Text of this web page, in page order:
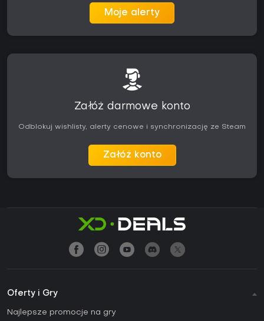
Moje alerty
Załóż darmowe konto
Odblokuj wishlisty, alerty cenowe i synchronizację ze Steam
Załóż konto
Oferty i Gry
Najlepsze promocje na gry